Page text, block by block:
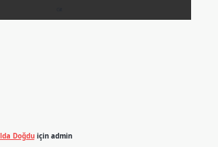
Doğduiçin admin